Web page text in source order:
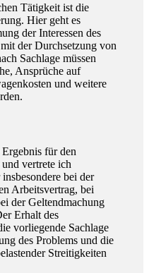
Tätigkeit ist die
Hier geht es
der Interessen des
der Durchsetzung von
Sachlage müssen
Ansprüche auf
und weitere
für den
vertrete ich
bei der
Arbeitsvertrag, bei
der Geltendmachung
Erhalt des
vorliegende Sachlage
des Problems und die
Streitigkeiten